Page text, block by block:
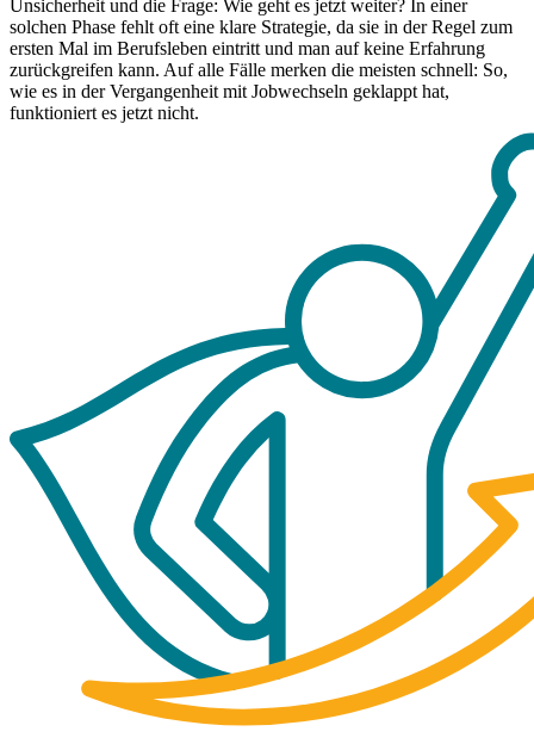
Unsicherheit und die Frage: Wie geht es jetzt weiter? In einer
solchen Phase fehlt oft eine klare Strategie, da sie in der Regel zum
ersten Mal im Berufsleben eintritt und man auf keine Erfahrung
zurückgreifen kann. Auf alle Fälle merken die meisten schnell: So,
wie es in der Vergangenheit mit Jobwechseln geklappt hat,
funktioniert es jetzt nicht.